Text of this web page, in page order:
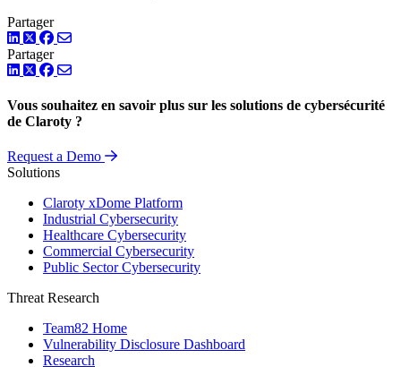
Partager
LinkedIn
TwitterFacebook
Partager
LinkedIn
TwitterFacebook
Vous souhaitez en savoir plus sur les solutions de cybersécurité
de Claroty ?
Request a Demo
Solutions
Claroty xDome Platform
Industrial Cybersecurity
Healthcare Cybersecurity
Commercial Cybersecurity
Public Sector Cybersecurity
Threat Research
Team82 Home
Vulnerability Disclosure Dashboard
Research